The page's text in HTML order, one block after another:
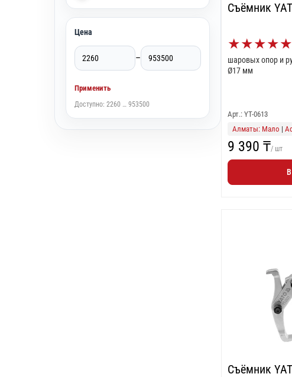
Цена
–
Применить
Доступно: 2260 … 953500
Съёмник
★★★★★
шаровых опор и
Ø17 мм
Арт.: YT-0613
Алматы: Мало |
9 390 ₸/ шт
Съёмник